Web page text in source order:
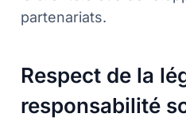
partenariats.
Respect de la
responsabilité